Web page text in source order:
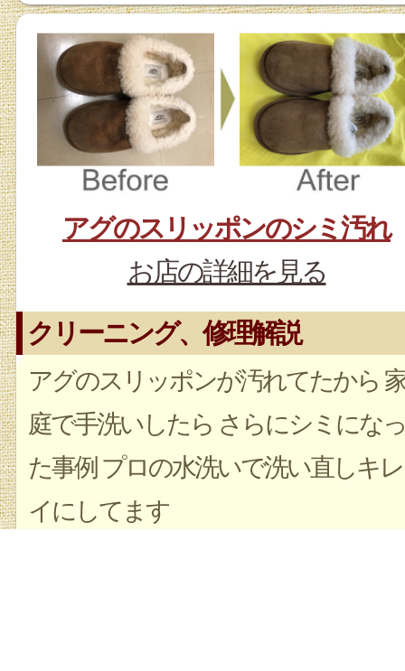
アグのスリッポンのシミ汚れ
お店の詳細を見る
クリーニング、修理解説
アグのスリッポンが汚れてたから
庭で手洗いしたら さらにシミになっ
た事例 プロの水洗いで洗い直しキレ
イにしてます